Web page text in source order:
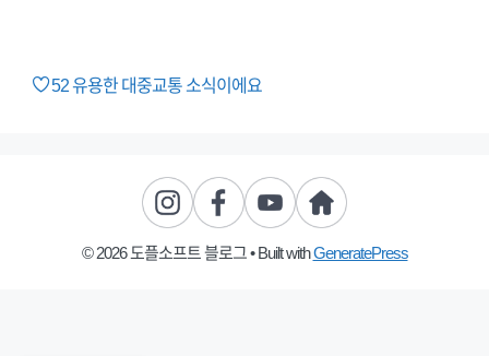
52유용한 대중교통 소식이에요
© 2026 도플소프트 블로그• Built withGeneratePress